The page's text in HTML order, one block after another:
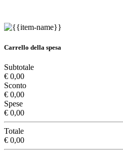
Carrello della spesa
Subtotale
€ 0,00
Sconto
€ 0,00
Spese
€ 0,00
Totale
€ 0,00